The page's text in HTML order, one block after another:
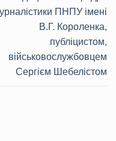
ПНПУ імені
В.Г. Короленка,
публіцистом,
військовослужбовцем
Сергієм Шебелістом